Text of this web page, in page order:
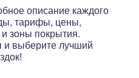
описание каждого
тарифы, цены,
зоны покрытия.
выберите лучший